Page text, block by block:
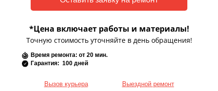
*Цена включает работы и материалы!
Точную стоимость уточняйте в день обращения!
Время ремонта: от 20 мин.
Гарантия: 100 дней
Вызов курьера Выездной ремонт